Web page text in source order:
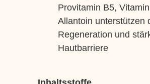
Provitamin B5,
Allantoin unterstützen
Regeneration und
Hautbarriere